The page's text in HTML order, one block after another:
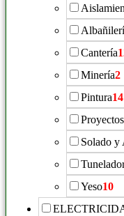
Cantería
Minería2
Pintura14
Solado y
Yeso10